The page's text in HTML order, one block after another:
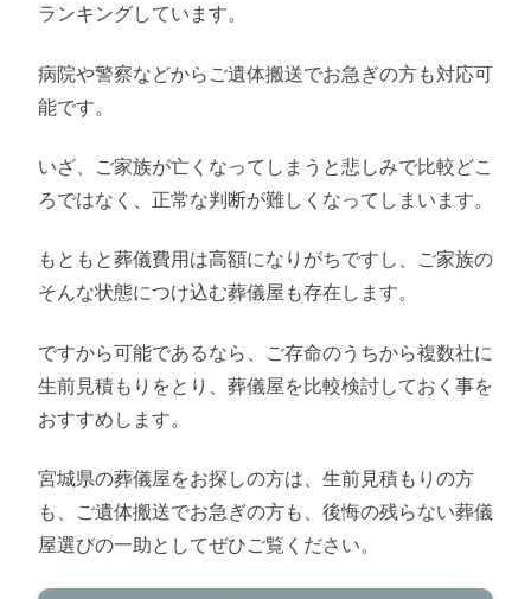
ランキングしています。
病院や警察などからご遺体搬送でお急ぎの方も対応可
能です。
いざ、ご家族が亡くなってしまうと悲しみで比較どこ
ろではなく、正常な判断が難しくなってしまいます。
もともと葬儀費用は高額になりがちですし、ご家族の
そんな状態につけ込む葬儀屋も存在します。
ですから可能であるなら、ご存命のうちから複数社に
生前見積もりをとり、葬儀屋を比較検討しておく事を
おすすめします。
宮城県の葬儀屋をお探しの方は、生前見積もりの方
も、ご遺体搬送でお急ぎの方も、後悔の残らない葬儀
屋選びの一助としてぜひご覧ください。